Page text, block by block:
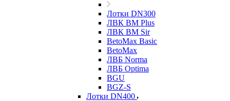
Лотки DN300
ЛВК ВМ Plus
ЛВК ВМ Sir
BetoMax Basic
BetoMax
ЛВБ Norma
ЛВБ Optima
BGU
BGZ-S
Лотки DN400